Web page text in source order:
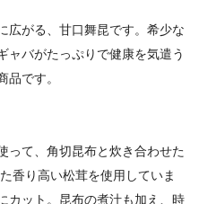
広がる、甘口舞昆です。希少な
ャバがたっぷりで健康を気遣う
品です。
って、角切昆布と炊き合わせた
香り高い松茸を使用していま
カット。昆布の煮汁も加え、時